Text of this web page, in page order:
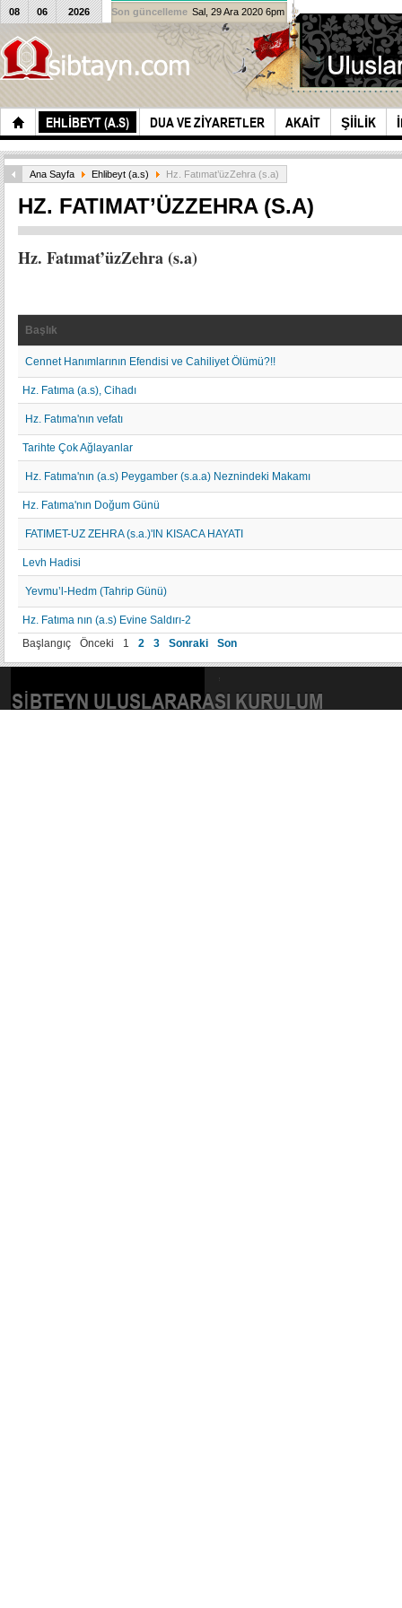
EHLIBEYT (A.S) DUA VE ZIYARETLER AKAIT ŞIILIK
08 06 2026 Son güncelleme Sal, 29 Ara 2020 6pm
Ana Sayfa Ehlibeyt (a.s) Hz. Fatımat’üzZehra (s.a)
HZ. FATIMAT’ÜZZEHRA (S.A)
Hz. Fatımat’üzZehra (s.a)
Başlık
Cennet Hanımlarının Efendisi ve Cahiliyet Ölümü?!!
Hz. Fatıma (a.s), Cihadı
Hz. Fatıma'nın vefatı
Tarihte Çok Ağlayanlar
Hz. Fatıma'nın (a.s) Peygamber (s.a.a) Neznindeki Makamı
Hz. Fatıma'nın Doğum Günü
FATIMET-UZ ZEHRA (s.a.)'IN KISACA HAYATI
Levh Hadisi
Yevmu’l-Hedm (Tahrip Günü)
Hz. Fatıma nın (a.s) Evine Saldırı-2
Başlangıç
Önceki 1 2 3 Sonraki Son
SIBTEYN ULUSLARARASI KURULUM